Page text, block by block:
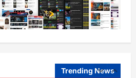
Trending News
1
2
افغانستان
sharqnewsglobal.com